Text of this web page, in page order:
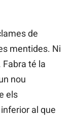
de
mentides. Ni
Fabra té la
nou
els
al que